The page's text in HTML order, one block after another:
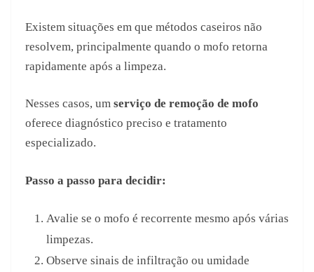
Existem situações em que métodos caseiros não
resolvem, principalmente quando o mofo retorna
rapidamente após a limpeza.
Nesses casos, um serviço de remoção de mofo
oferece diagnóstico preciso e tratamento
especializado.
Passo a passo para decidir:
Avalie se o mofo é recorrente mesmo após várias
limpezas.
Observe sinais de infiltração ou umidade